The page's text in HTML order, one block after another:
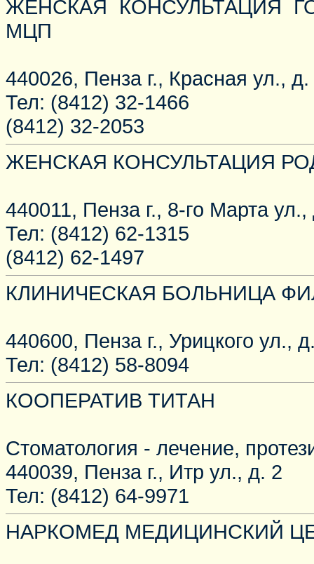
ЖЕНСКАЯ КОНСУЛЬТАЦИЯ
МЦП
440026, Пенза г., Красная ул.,
Тел: (8412) 32-1466
(8412) 32-2053
ЖЕНСКАЯ КОНСУЛЬТАЦИЯ
440011, Пенза г., 8-го Марта
Тел: (8412) 62-1315
(8412) 62-1497
КЛИНИЧЕСКАЯ БОЛЬНИЦА
440600, Пенза г., Урицкого ул.,
Тел: (8412) 58-8094
КООПЕРАТИВ ТИТАН
Стоматология - лечение,
440039, Пенза г., Итр ул., д. 2
Тел: (8412) 64-9971
НАРКОМЕД МЕДИЦИНСКИЙ